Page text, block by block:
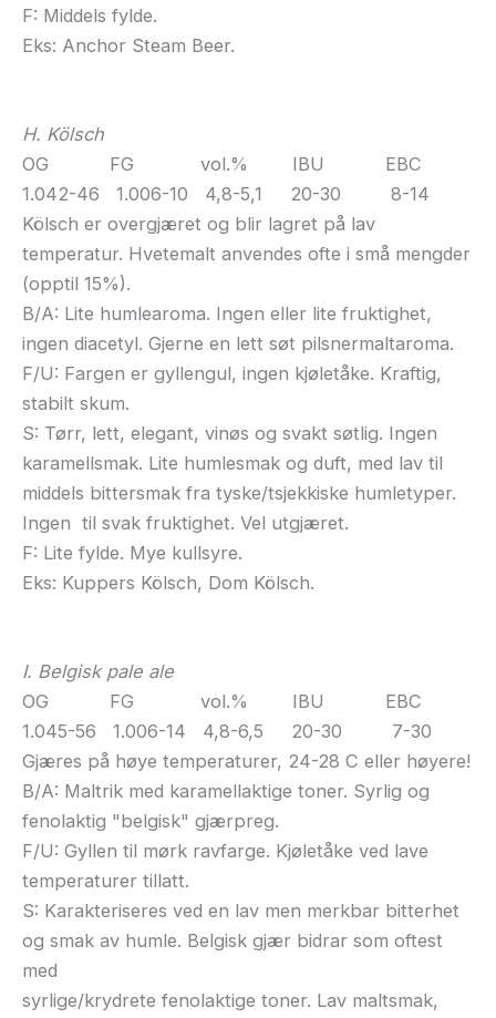
F: Middels fylde.
Eks: Anchor Steam Beer.
H. Kölsch
OG FG vol.% IBU EBC
1.042-46 1.006-10 4,8-5,1 20-30 8-14
Kölsch er overgjæret og blir lagret på lav
temperatur. Hvetemalt anvendes ofte i små mengder
(opptil 15%).
B/A: Lite humlearoma. Ingen eller lite fruktighet,
ingen diacetyl. Gjerne en lett søt pilsnermaltaroma.
F/U: Fargen er gyllengul, ingen kjøletåke. Kraftig,
stabilt skum.
S: Tørr, lett, elegant, vinøs og svakt søtlig. Ingen
karamellsmak. Lite humlesmak og duft, med lav til
middels bittersmak fra tyske/tsjekkiske humletyper.
Ingen til svak fruktighet. Vel utgjæret.
F: Lite fylde. Mye kullsyre.
Eks: Kuppers Kölsch, Dom Kölsch.
I. Belgisk pale ale
OG FG vol.% IBU EBC
1.045-56 1.006-14 4,8-6,5 20-30 7-30
Gjæres på høye temperaturer, 24-28 C eller høyere!
B/A: Maltrik med karamellaktige toner. Syrlig og
fenolaktig "belgisk" gjærpreg.
F/U: Gyllen til mørk ravfarge. Kjøletåke ved lave
temperaturer tillatt.
S: Karakteriseres ved en lav men merkbar bitterhet
og smak av humle. Belgisk gjær bidrar som oftest
med
syrlige/krydrete fenolaktige toner. Lav maltsmak,